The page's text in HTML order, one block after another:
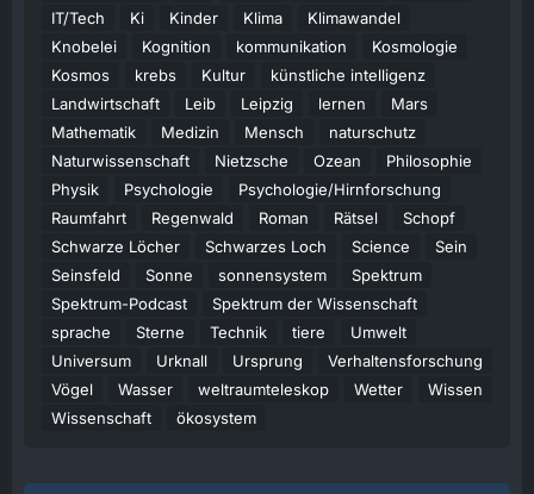
IT/Tech
Ki Kinder Klima
Klimawandel
Knobelei
Kognition kommunikation
Kosmologie
Kosmos
krebs Kultur
künstliche intelligenz
Landwirtschaft
Leib Leipzig lernen
Mars
Mathematik
Medizin Mensch
naturschutz
Naturwissenschaft
Nietzsche Ozean
Philosophie
Physik
Psychologie
Psychologie/Hirnforschung
Raumfahrt
Regenwald Roman Rätsel
Schopf
Schwarze Löcher
Schwarzes Loch Science
Sein
Seinsfeld
Sonne sonnensystem
Spektrum
Spektrum-Podcast
Spektrum der Wissenschaft
sprache
Sterne Technik tiere
Umwelt
Universum
Urknall Ursprung
Verhaltensforschung
Vögel
Wasser weltraumteleskop Wetter
Wissen
Wissenschaft
ökosystem